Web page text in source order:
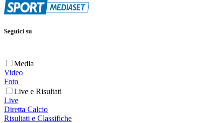
Seguici su
Media
Video
Foto
Live e Risultati
Live
Diretta Calcio
Risultati e Classifiche